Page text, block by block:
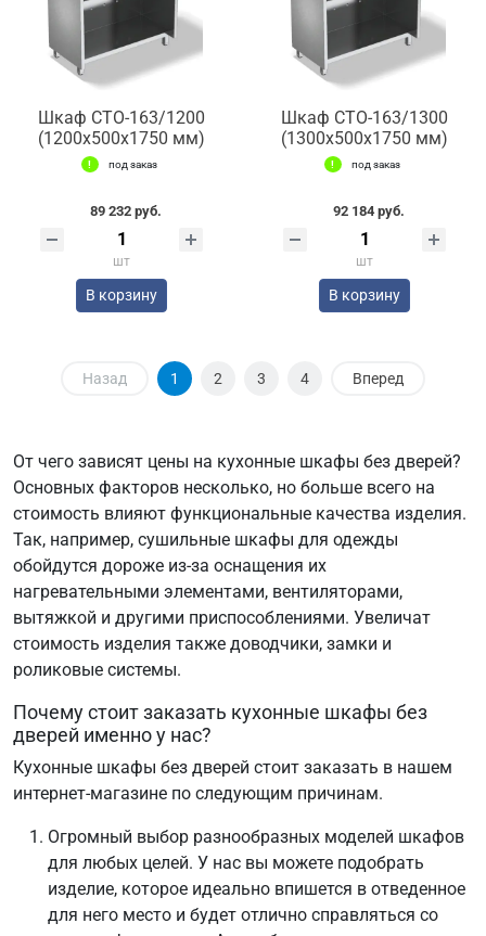
Шкаф СТО-163/1200
(1200x500x1750 мм)
под заказ
89 232 руб.
шт
В корзину
Шкаф СТО-163/1300
(1300x500x1750 мм)
под заказ
92 184 руб.
шт
В корзину
Назад 1 2 3 4 Вперед
От чего зависят цены на кухонные шкафы без дверей?
Основных факторов несколько, но больше всего на
стоимость влияют функциональные качества изделия.
Так, например, сушильные шкафы для одежды
обойдутся дороже из-за оснащения их
нагревательными элементами, вентиляторами,
вытяжкой и другими приспособлениями. Увеличат
стоимость изделия также доводчики, замки и
роликовые системы.
Почему стоит заказать кухонные шкафы без
дверей именно у нас?
Кухонные шкафы без дверей стоит заказать в нашем
интернет-магазине по следующим причинам.
Огромный выбор разнообразных моделей шкафов
для любых целей. У нас вы можете подобрать
изделие, которое идеально впишется в отведенное
для него место и будет отлично справляться со